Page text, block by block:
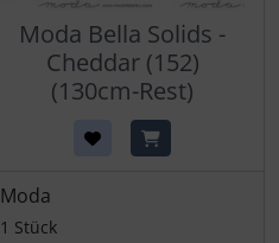
Moda Bella Solids -
Cheddar (152)
(130cm-Rest)
Moda
1 Stück